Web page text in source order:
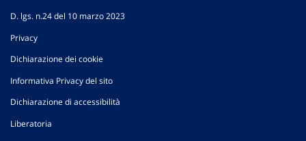
D. lgs. n.24 del 10 marzo 2023
Privacy
Dichiarazione dei cookie
Informativa Privacy del sito
Dichiarazione di accessibilità
Liberatoria